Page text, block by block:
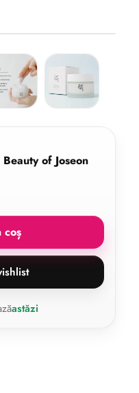
Share
1 din 4
of Joseon
coș
astăzi